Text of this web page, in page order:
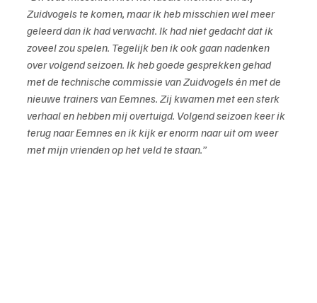
Zuidvogels te komen, maar ik heb misschien wel meer
geleerd dan ik had verwacht. Ik had niet gedacht dat ik
zoveel zou spelen. Tegelijk ben ik ook gaan nadenken
over volgend seizoen. Ik heb goede gesprekken gehad
met de technische commissie van Zuidvogels én met de
nieuwe trainers van Eemnes. Zij kwamen met een sterk
verhaal en hebben mij overtuigd. Volgend seizoen keer ik
terug naar Eemnes en ik kijk er enorm naar uit om weer
met mijn vrienden op het veld te staan.”